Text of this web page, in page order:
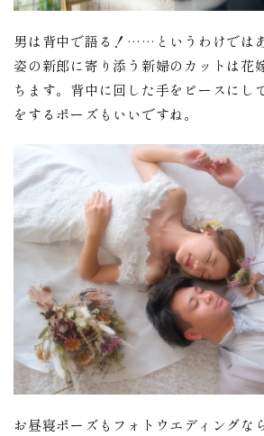
男は背中で語る！……というわけでは
姿の新郎に寄り添う新婦のカットは花
ちます。背中に回した手をピースにし
をするポーズもいいですね。
お昼寝ポーズもフォトウエディングな